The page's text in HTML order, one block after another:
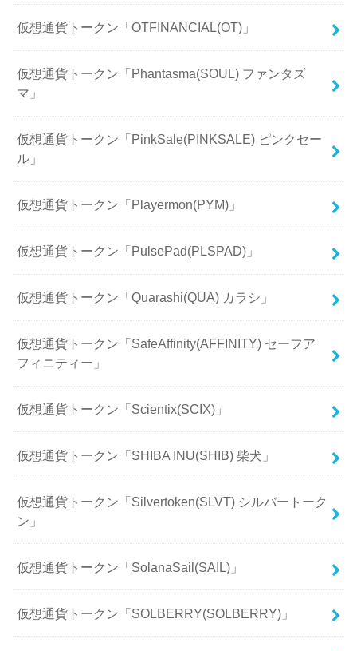
仮想通貨トークン「OTFINANCIAL(OT)」
仮想通貨トークン「Phantasma(SOUL) ファンタズ
マ」
仮想通貨トークン「PinkSale(PINKSALE) ピンクセー
ル」
仮想通貨トークン「Playermon(PYM)」
仮想通貨トークン「PulsePad(PLSPAD)」
仮想通貨トークン「Quarashi(QUA) カラシ」
仮想通貨トークン「SafeAffinity(AFFINITY) セーフア
フィニティー」
仮想通貨トークン「Scientix(SCIX)」
仮想通貨トークン「SHIBA INU(SHIB) 柴犬」
仮想通貨トークン「Silvertoken(SLVT) シルバートーク
ン」
仮想通貨トークン「SolanaSail(SAIL)」
仮想通貨トークン「SOLBERRY(SOLBERRY)」